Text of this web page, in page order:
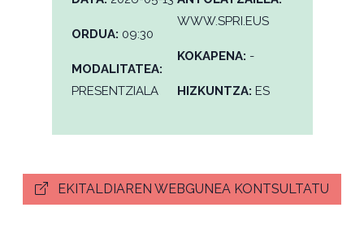
ORDUA: 09:30
MODALITATEA:
PRESENTZIALA
WWW.SPRI.EUS
KOKAPENA: -
HIZKUNTZA: ES
EKITALDIAREN WEBGUNEA KONTSULTATU